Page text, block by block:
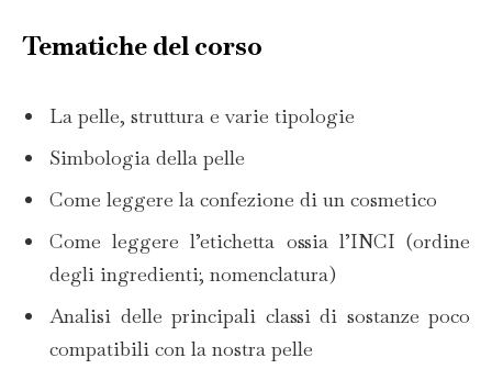
Tematiche del corso
La pelle, struttura e varie tipologie
Simbologia della pelle
Come leggere la confezione di un cosmetico
Come leggere l’etichetta ossia l’INCI (ordine
degli ingredienti; nomenclatura)
Analisi delle principali classi di sostanze poco
compatibili con la nostra pelle